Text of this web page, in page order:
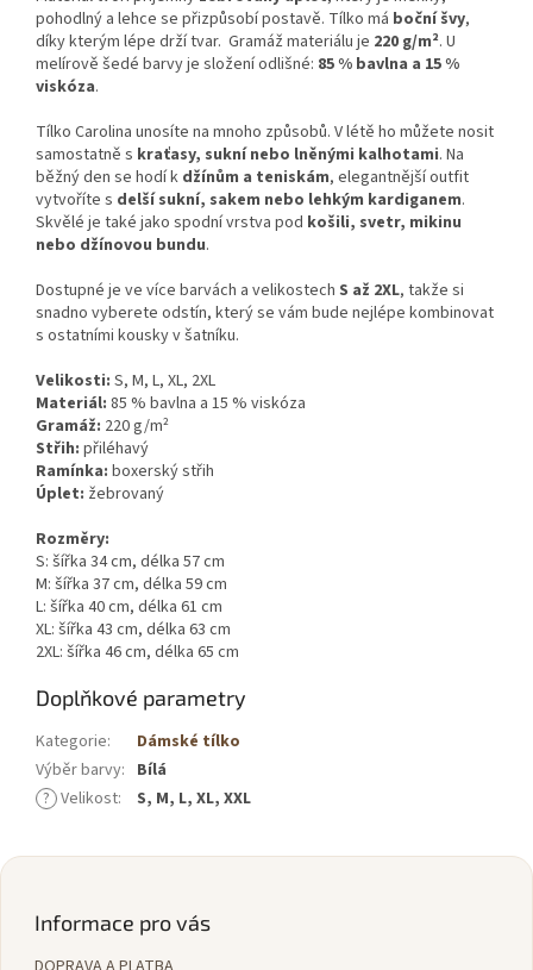
pohodlný a lehce se přizpůsobí postavě. Tílko má boční švy,
díky kterým lépe drží tvar. Gramáž materiálu je 220 g/m². U
melírově šedé barvy je složení odlišné: 85 % bavlna a 15 %
viskóza.
Tílko Carolina unosíte na mnoho způsobů. V létě ho můžete nosit
samostatně s kraťasy, sukní nebo lněnými kalhotami. Na
běžný den se hodí k džínům a teniskám, elegantnější outfit
vytvoříte s delší sukní, sakem nebo lehkým kardiganem.
Skvělé je také jako spodní vrstva pod košili, svetr, mikinu
nebo džínovou bundu.
Dostupné je ve více barvách a velikostech S až 2XL, takže si
snadno vyberete odstín, který se vám bude nejlépe kombinovat
s ostatními kousky v šatníku.
Velikosti: S, M, L, XL, 2XL
Materiál: 85 % bavlna a 15 % viskóza
Gramáž: 220 g/m²
Střih: přiléhavý
Ramínka: boxerský střih
Úplet: žebrovaný
Rozměry:
S: šířka 34 cm, délka 57 cm
M: šířka 37 cm, délka 59 cm
L: šířka 40 cm, délka 61 cm
XL: šířka 43 cm, délka 63 cm
2XL: šířka 46 cm, délka 65 cm
Doplňkové parametry
Kategorie:
Dámské tílko
Výběr barvy: Bílá
? Velikost: S, M, L, XL, XXL
Z
Informace pro vás